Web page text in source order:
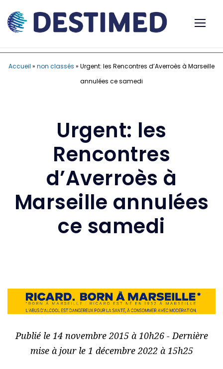
Accueil » non classés » Urgent: les Rencontres d’Averroès à Marseille
annulées ce samedi
Urgent: les
Rencontres
d’Averroès à
Marseille annulées
ce samedi
Publié le 14 novembre 2015 à 10h26 - Dernière
mise à jour le 1 décembre 2022 à 15h25